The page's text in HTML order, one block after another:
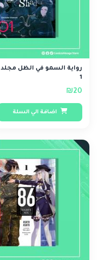
رواية السمو في الظل مجلد
1
₪20
اضافة الي السلة